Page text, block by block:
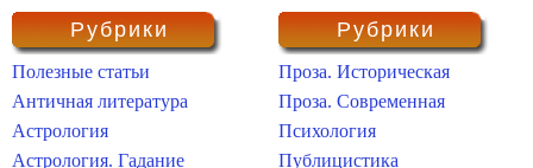
Рубрики
Полезные статьи
Античная литература
Астрология
Астрология. Гадание
Рубрики
Проза. Историческая
Проза. Современная
Психология
Публицистика